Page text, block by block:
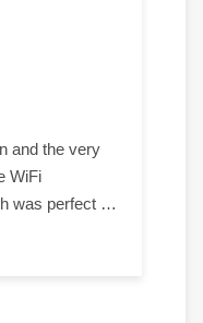
and the very
WiFi
was perfect for
was very